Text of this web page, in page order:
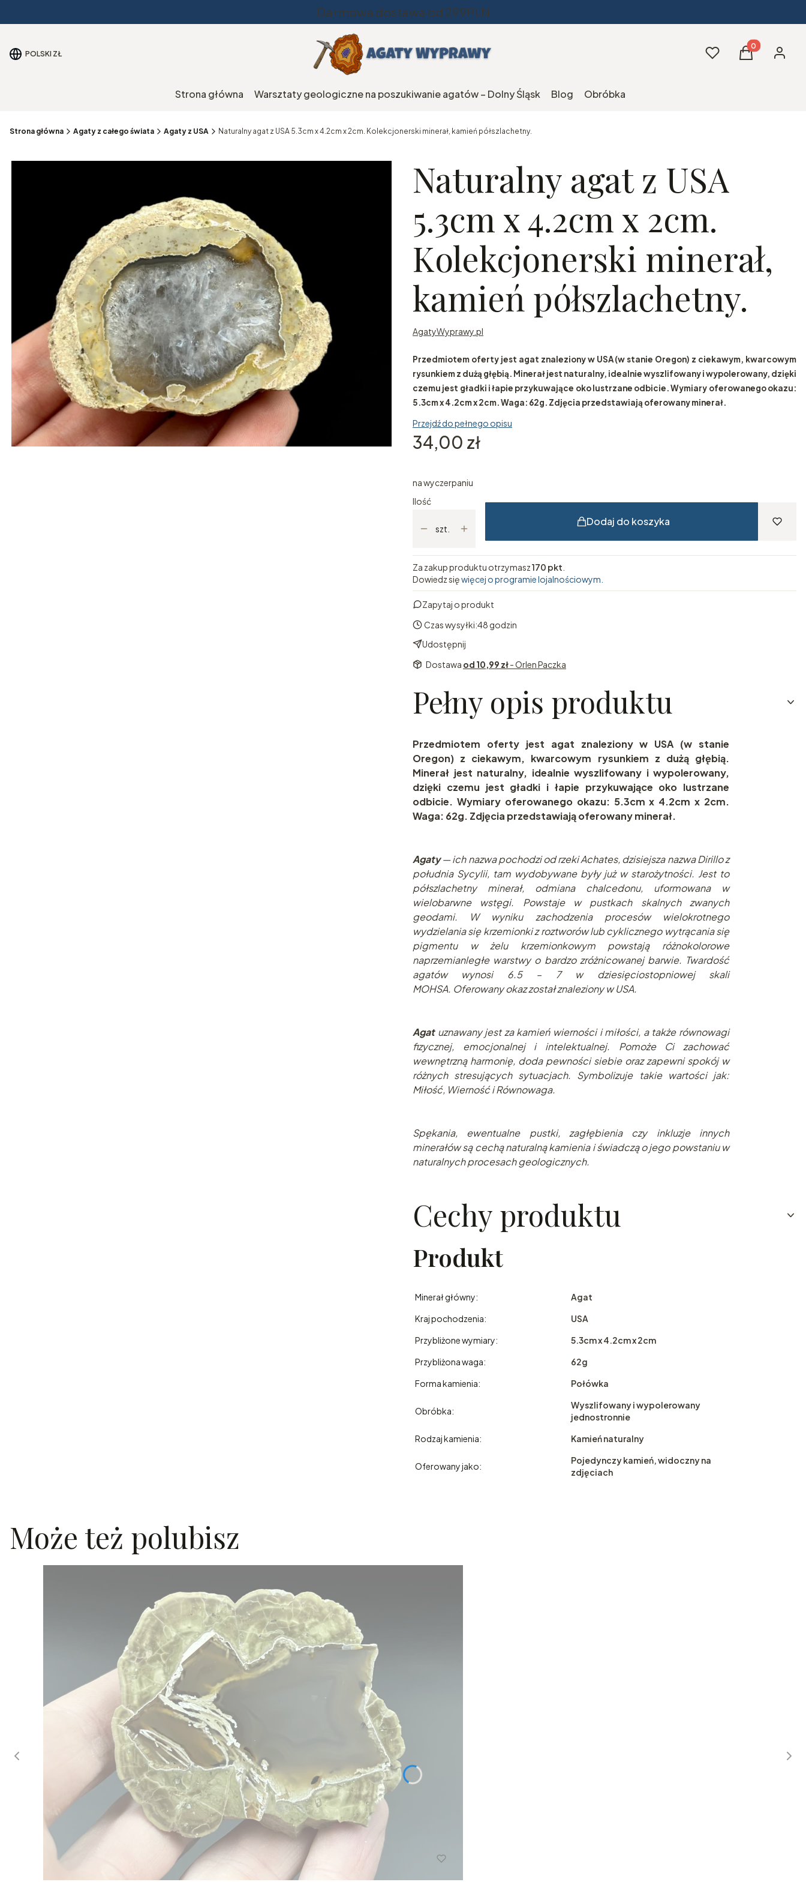
Darmowa dostawa od 299PLN
POLSKI ZŁ UlubioneProdukty w
Koszyk
Strona główna Warsztaty geologiczne na poszukiwanie agatów – Dolny Śląsk Blog Obróbka
Strona główna Agaty z całego świata Agaty z USA Naturalny agat z USA 5.3cm x 4.2cm x 2cm. Kolekcjonerski minerał, kamień półszlachetny.
Naturalny agat z USA
5.3cm x 4.2cm x 2cm.
Kolekcjonerski minerał,
kamień półszlachetny.
AgatyWyprawy.pl
Przedmiotem oferty jest agat znaleziony w USA (w stanie Oregon) z ciekawym, kwarcowym
rysunkiem z dużą głębią. Minerał jest naturalny, idealnie wyszlifowany i wypolerowany, dzięki
czemu jest gładki i łapie przykuwające oko lustrzane odbicie. Wymiary oferowanego okazu:
5.3cm x 4.2cm x 2cm. Waga: 62g. Zdjęcia przedstawiają oferowany minerał.
Przejdź do pełnego opisu
Cena
34,00 zł
na wyczerpaniu
Ilość
szt.
Dodaj do koszyka
Za zakup produktu otrzymasz170 pkt
Dowiedz sięwięcej o programie lojalnościowym.
Zapytaj o produkt
Czas wysyłki:48 godzin
Udostępnij
Dostawa od 10,99 zł- Orlen Paczka
Pełny opis produktu
Przedmiotem oferty jest agat znaleziony w USA (w stanie
Oregon) z ciekawym, kwarcowym rysunkiem z dużą głębią.
Minerał jest naturalny, idealnie wyszlifowany i wypolerowany,
dzięki czemu jest gładki i łapie przykuwające oko lustrzane
odbicie. Wymiary oferowanego okazu: 5.3cm x 4.2cm x 2cm.
Waga: 62g. Zdjęcia przedstawiają oferowany minerał.
Agaty— ich nazwa pochodzi od rzeki Achates, dzisiejsza nazwa Dirillo z
południa Sycylii, tam wydobywane były już w starożytności. Jest to
półszlachetny minerał, odmiana chalcedonu, uformowana w
wielobarwne wstęgi. Powstaje w pustkach skalnych zwanych
geodami. W wyniku zachodzenia procesów wielokrotnego
wydzielania się krzemionki z roztworów lub cyklicznego wytrącania się
pigmentu w żelu krzemionkowym powstają różnokolorowe
naprzemianległe warstwy o bardzo zróżnicowanej barwie. Twardość
agatów wynosi 6.5 – 7 w dziesięciostopniowej skali
MOHSA. Oferowany okaz został znaleziony w USA.
Agatuznawany jest za kamień wierności i miłości, a także równowagi
fizycznej, emocjonalnej i intelektualnej. Pomoże Ci zachować
wewnętrzną harmonię, doda pewności siebie oraz zapewni spokój w
różnych stresujących sytuacjach. Symbolizuje takie wartości jak:
Miłość, Wierność i Równowaga.
Spękania, ewentualne pustki, zagłębienia czy inkluzje innych
minerałów są cechą naturalną kamienia i świadczą o jego powstaniu w
naturalnych procesach geologicznych.
Cechy produktu
Produkt
Minerał główny:
Agat
Kraj pochodzenia:
USA
Przybliżone wymiary:
5.3cm x 4.2cm x 2cm
Przybliżona waga:
62g
Forma kamienia:
Połówka
Obróbka:
Wyszlifowany i wypolerowany
jednostronnie
Rodzaj kamienia:
Kamień naturalny
Oferowany jako:
Pojedynczy kamień, widoczny na
zdjęciach
Może też polubisz